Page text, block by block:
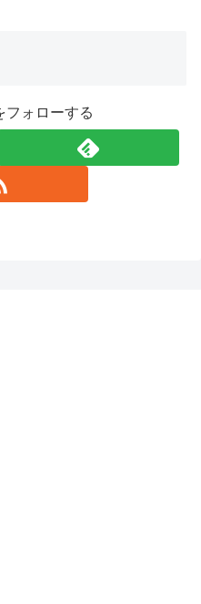
フォローする